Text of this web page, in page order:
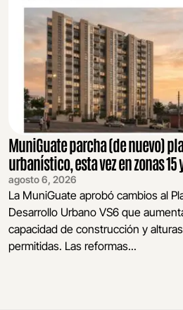
MuniGuate parcha (de nuevo)
urbanístico, esta vez en zonas 15
agosto 6, 2026
La MuniGuate aprobó cambios al
Desarrollo Urbano VS6 que
capacidad de construcción y alturas
permitidas. Las reformas...